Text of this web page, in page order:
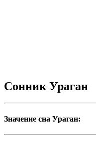
Сонник Ураган
Значение сна Ураган: